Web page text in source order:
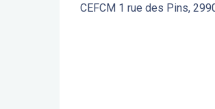
CEFCM 1 rue des Pins,